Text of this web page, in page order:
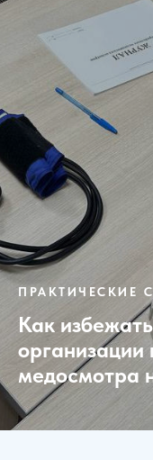
ПРАКТИЧЕСКИЕ
Как
организации
медосмотра